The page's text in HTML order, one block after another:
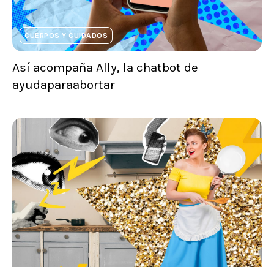
CUERPOS Y CUIDADOS
Así acompaña Ally, la chatbot de
ayudaparaabortar